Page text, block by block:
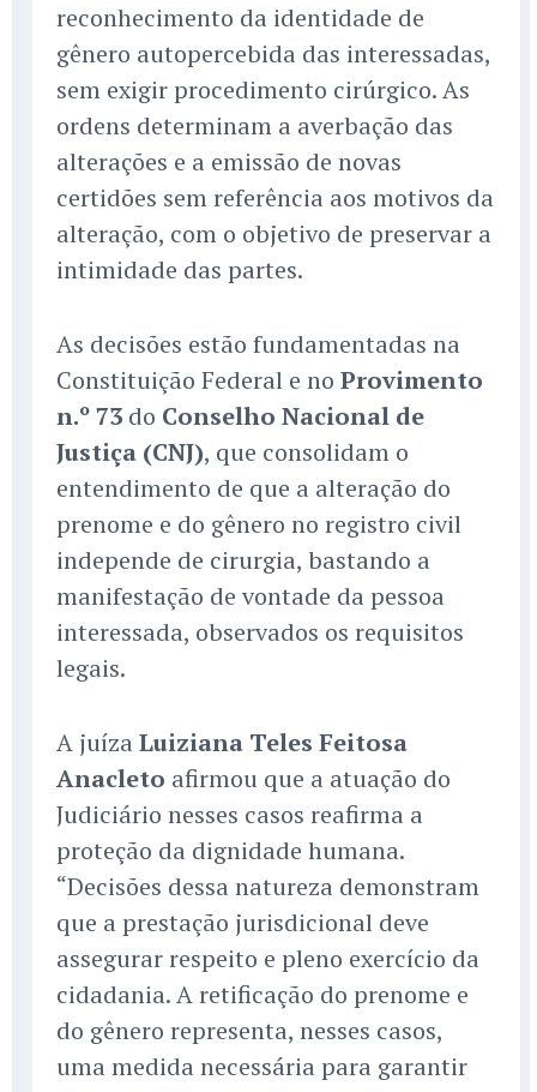
reconhecimento da identidade de
gênero autopercebida das interessadas,
sem exigir procedimento cirúrgico. As
ordens determinam a averbação das
alterações e a emissão de novas
certidões sem referência aos motivos da
alteração, com o objetivo de preservar a
intimidade das partes.
As decisões estão fundamentadas na
Constituição Federal e no Provimento
n.º 73 do Conselho Nacional de
Justiça (CNJ), que consolidam o
entendimento de que a alteração do
prenome e do gênero no registro civil
independe de cirurgia, bastando a
manifestação de vontade da pessoa
interessada, observados os requisitos
legais.
A juíza Luiziana Teles Feitosa
Anacleto afirmou que a atuação do
Judiciário nesses casos reafirma a
proteção da dignidade humana.
“Decisões dessa natureza demonstram
que a prestação jurisdicional deve
assegurar respeito e pleno exercício da
cidadania. A retificação do prenome e
do gênero representa, nesses casos,
uma medida necessária para garantir